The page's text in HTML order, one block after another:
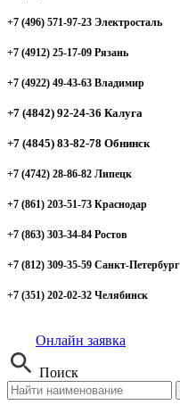
+7 (496) 571-97-23 Электросталь
+7 (4912) 25-17-09 Рязань
+7 (4922) 49-43-63 Владимир
+7 (4842) 92-24-36 Калуга
+7 (4845) 83-82-78 Обнинск
+7 (4742) 28-86-82 Липецк
+7 (861) 203-51-73 Краснодар
+7 (863) 303-34-84 Ростов
+7 (812) 309-35-59 Санкт-Петербург
+7 (351) 202-02-32 Челябинск
Онлайн заявка
Поиск